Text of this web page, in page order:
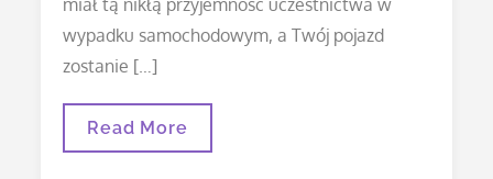
wypadku samochodowym, a Twój pojazd
zostanie […]
RZECZOZNAWCA
Read More